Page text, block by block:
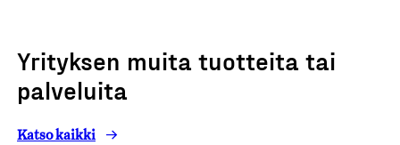
Yrityksen muita tuotteita tai
palveluita
Katso kaikki